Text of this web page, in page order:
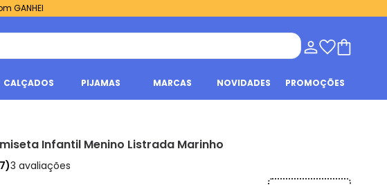
GANHEI
CALÇADOS PIJAMAS MARCAS NOVIDADES PROMOÇÕES
Infantil Menino Listrada Marinho
)3 avaliações